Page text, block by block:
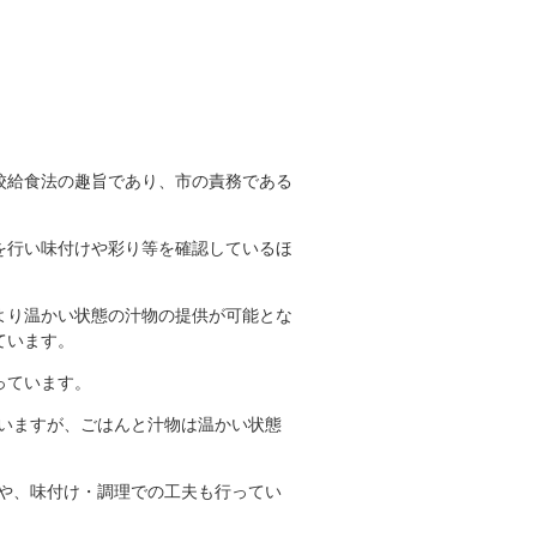
食法の趣旨であり、市の責務である
い味付けや彩り等を確認しているほ
温かい状態の汁物の提供が可能とな
ます。
います。
すが、ごはんと汁物は温かい状態
、味付け・調理での工夫も行ってい